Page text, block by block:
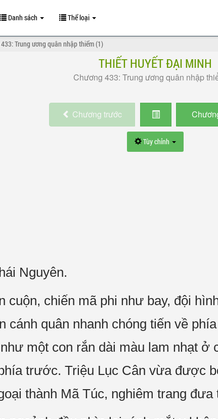
Danh sách Thể loại
Trung ương quân nhập thiểm (1)
THIẾT HUYẾT ĐẠI MINH
Chương 433: Trung ương quân nhập
Chương trước
Tùy chỉnh
Nguyên.
cuộn, chiến mã phi như bay, đội
cánh quân nhanh chóng tiến về
một con rắn dài màu lam nhạt ở
trước. Triệu Lục Cân vừa được
thành Mã Túc, nghiêm trang